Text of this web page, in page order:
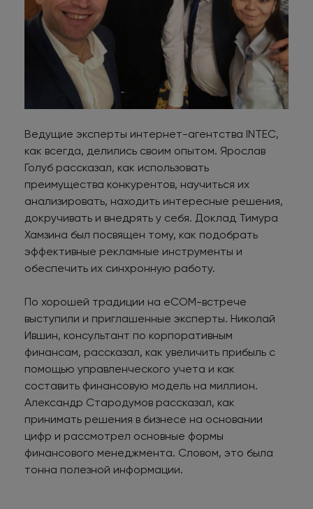
Ведущие эксперты интернет-агентства INTEC,
как всегда, делились своим опытом. Ярослав
Голуб рассказал, как использовать
преимущества конкурентов, научиться их
анализировать, находить интересные решения,
докручивать и внедрять у себя. Доклад Тимура
Хамзина был посвящен тому, как подобрать
эффективные рекламные инструменты и
обеспечить их синхронную работу.
По хорошей традиции на eCOM-встрече
выступили и приглашенные эксперты. Николай
Ившин, консультант по корпоративным
финансам, рассказал, как увеличить прибыль с
помощью управленческого учета и как
составить финансовую модель на миллион.
Александр Стародумов рассказал, как
принимать решения в бизнесе на основании
цифр и рассмотрел основные формы
финансового менеджмента. Словом, это была
тонна полезной информации.